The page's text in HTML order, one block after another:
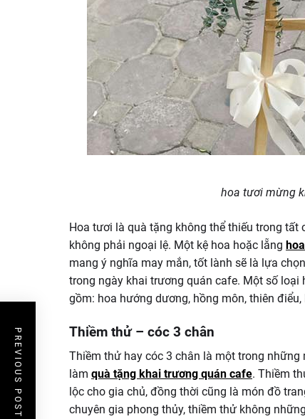
hoa tươi mừng
Hoa tươi là quà tặng không thể thiếu trong
không phải ngoại lệ. Một kệ hoa hoặc lẵng
mang ý nghĩa may mắn, tốt lành sẽ là lựa
trong ngày khai trương quán cafe. Một số
gồm: hoa hướng dương, hồng môn, thiên
Thiềm thử – cóc 3 chân
Thiềm thử hay cóc 3 chân là một trong
làm quà tặng khai trương quán cafe. Thiềm
lộc cho gia chủ, đồng thời cũng là món đồ
chuyên gia phong thủy, thiềm thử không
PREVIOUS POST